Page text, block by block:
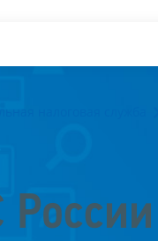
России